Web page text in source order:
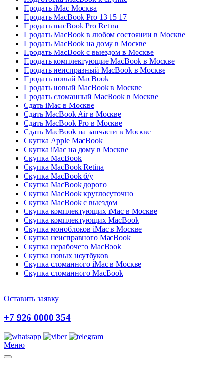
Продать iMac Москва
Продать MacBook Pro 13 15 17
Продать macBook Pro Retina
Продать MacBook в любом состоянии в Москве
Продать MacBook на дому в Москве
Продать MacBook с выездом в Москве
Продать комплектующие MacBook в Москве
Продать неисправный MacBook в Москве
Продать новый MacBook
Продать новый MacBook в Москве
Продать сломанный MacBook в Москве
Сдать iMac в Москве
Сдать MacBook Air в Москве
Сдать MacBook Pro в Москве
Сдать MacBook на запчасти в Москве
Скупка Apple MacBook
Скупка iMac на дому в Москве
Скупка MacBook
Скупка MacBook Retina
Скупка MacBook б/у
Скупка MacBook дорого
Скупка MacBook круглосуточно
Скупка MacBook с выездом
Скупка комплектующих iMac в Москве
Скупка комплектующих MacBook
Скупка моноблоков iMac в Москве
Скупка неисправного MacBook
Скупка нерабочего MacBook
Скупка новых ноутбуков
Скупка сломанного iMac в Москве
Скупка сломанного MacBook
Оставить заявку
+7 926 0000 354
Меню